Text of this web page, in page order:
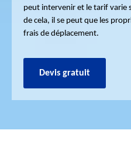
peut intervenir et le tarif varie
de cela, il se peut que les
frais de déplacement.
Devis gratuit